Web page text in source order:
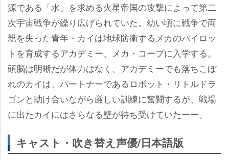
源である「水」を求める火星帝国の攻撃によって第二
次宇宙戦争が繰り広げられていた。幼い頃に戦争で両
親を失った青年・カイは地球防衛するメカのパイロッ
トを育成するアカデミー、メカ・コープに入学する。
頭脳は明晰だが体力はなく、アカデミーでも落ちこぼ
れのカイは、パートナーであるロボット・リトルドラ
ゴンと助け合いながら厳しい訓練に奮闘するが、戦場
に出たカイにはさらなる壁が待ち受けていたーー。
キャスト・吹き替え声優/日本語版